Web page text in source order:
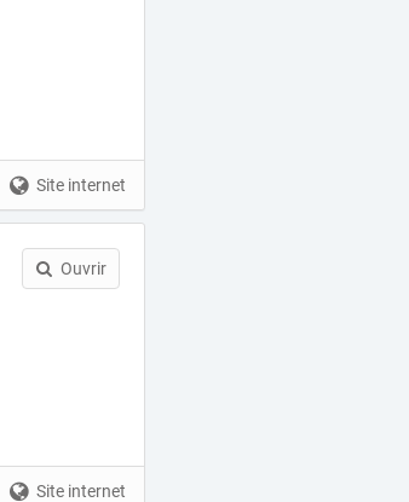
Site internet
Ouvrir
Site internet